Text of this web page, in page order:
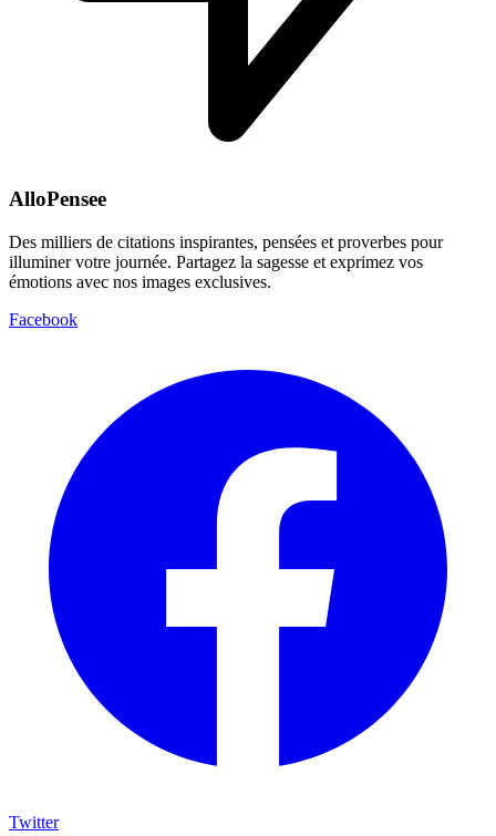
AlloPensee
Des milliers de citations inspirantes, pensées et proverbes pour
illuminer votre journée. Partagez la sagesse et exprimez vos
émotions avec nos images exclusives.
Facebook
Twitter